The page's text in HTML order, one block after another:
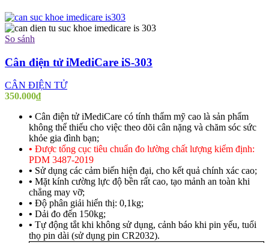
So sánh
Cân điện tử iMediCare iS-303
CÂN ĐIỆN TỬ
350.000₫
• Cân điện tử iMediCare có tính thẩm mỹ cao là sản phẩm
không thể thiếu cho việc theo dõi cân nặng và chăm sóc sức
khỏe gia đình bạn;
• Được tổng cục tiêu chuẩn đo lường chất lượng kiểm định:
PDM 3487-2019
• Sử dụng các cảm biến hiện đại, cho kết quả chính xác cao;
• Mặt kính cường lực độ bền rất cao, tạo mảnh an toàn khi
chẳng may vỡ;
• Độ phân giải hiển thị: 0,1kg;
• Dải đo đến 150kg;
• Tự động tắt khi không sử dụng, cảnh báo khi pin yếu, tuổi
thọ pin dài (sử dụng pin CR2032).